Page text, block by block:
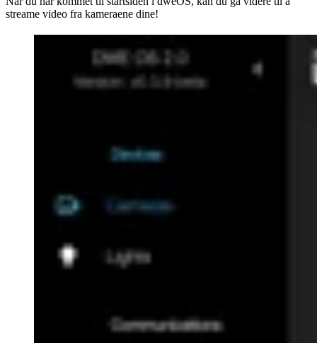
streame video fra kameraene dine!